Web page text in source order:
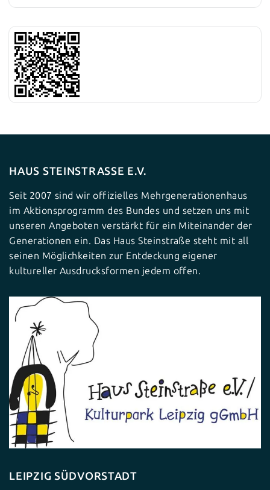
HAUS STEINSTRASSE E.V.
Seit 2007 sind wir offizielles Mehrgenerationenhaus
im Aktionsprogramm des Bundes und setzen uns mit
unseren Angeboten verstärkt für ein Miteinander der
Generationen ein. Das Haus Steinstraße steht mit all
seinen Möglichkeiten zur Entdeckung eigener
kultureller Ausdrucksformen jedem offen.
LEIPZIG SÜDVORSTADT